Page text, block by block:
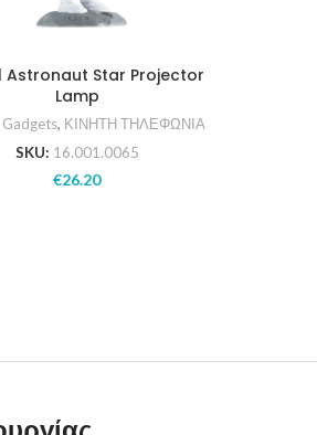
Astronaut Star Projector
Lamp
Gadgets, ΚΙΝΗΤΗ ΤΗΛΕΦΩΝΙΑ
SKU: 16.001.0065
€26.20